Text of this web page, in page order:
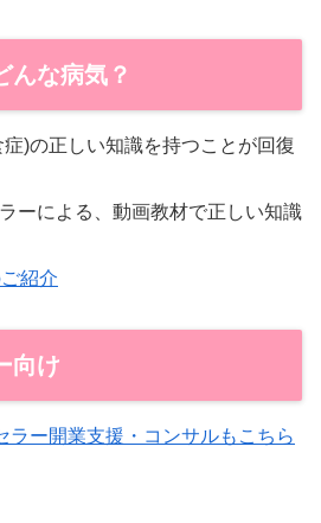
んな病気？
)の正しい知識を持つことが回復
ーによる、動画教材で正しい知識
紹介
向け
ラー開業支援・コンサルもこちら